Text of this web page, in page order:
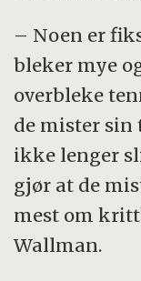
– Noen er
bleker mye
overbleke
de mister sin
ikke lenger
gjør at de
mest om
Wallman.